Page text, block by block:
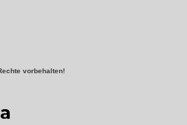
vorbehalten!